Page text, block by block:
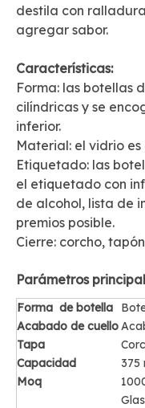
destila con
agregar sabor.
Características:
Forma: las botellas
cilíndricas y se
inferior.
Material: el vidrio
Etiquetado: las
el etiquetado con
de alcohol, lista de
premios posible.
Cierre: corcho,
Parámetros
Forma de botella
Acabado de cuello
Tapa
Capacidad
375
Moq